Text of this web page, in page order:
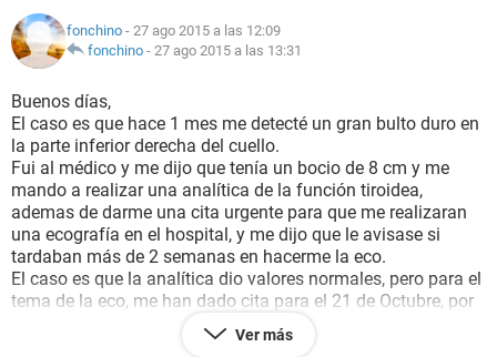
NUTRICIÓN
BIENESTAR
SEXUALIDAD
GLOSARIO
fonchino - 27 ago 2015 a las 12:09
fonchino - 27 ago 2015 a las 13:31
Buenos días,
El caso es que hace 1 mes me detecté un gran bulto duro en
la parte inferior derecha del cuello.
Fui al médico y me dijo que tenía un bocio de 8 cm y me
mando a realizar una analítica de la función tiroidea,
ademas de darme una cita urgente para que me realizaran
una ecografía en el hospital, y me dijo que le avisase si
tardaban más de 2 semanas en hacerme la eco.
El caso es que la analítica dio valores normales, pero para el
tema de la eco, me han dado cita para el 21 de Octubre, por
lo cual ayer volví a hablar con mi médico y me dio otro papel
urgente para regresar al hospital y adelantar la eco.
Ver más